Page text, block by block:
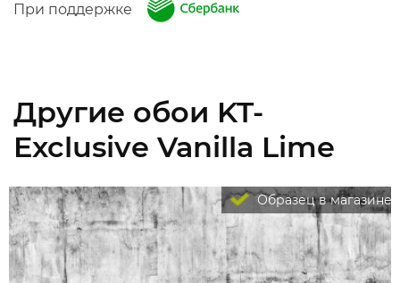
При поддержке
Другие обои KT-
Exclusive Vanilla Lime
Образец в магазине